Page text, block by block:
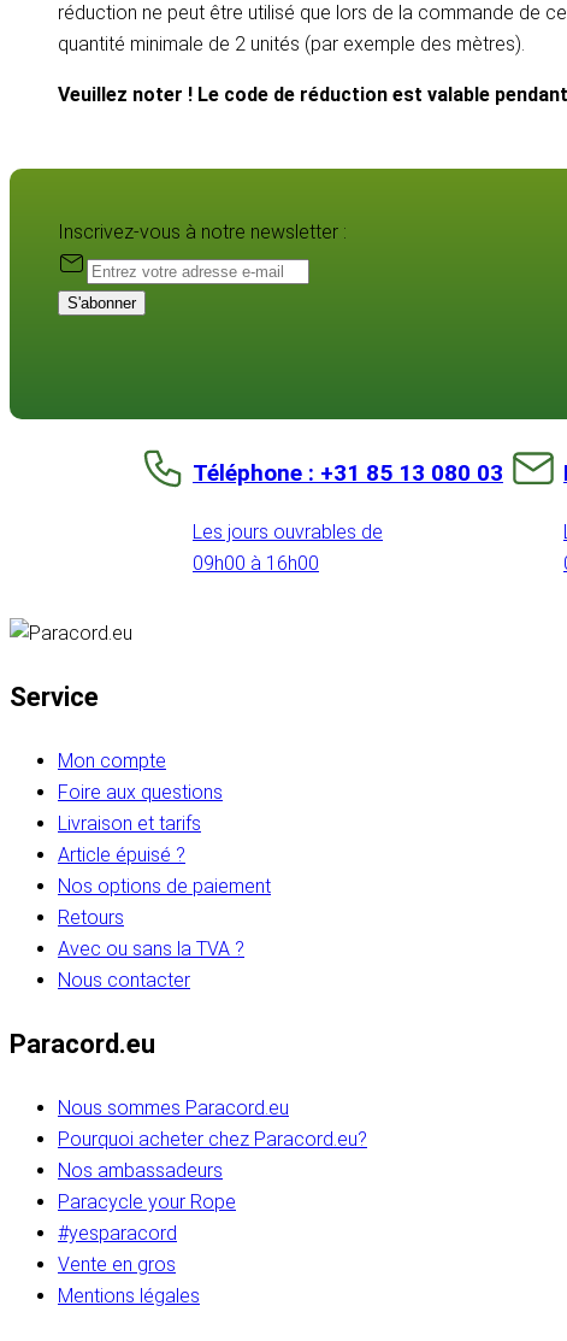
réduction ne peut être utilisé que lors de la commande de
quantité minimale de 2 unités (par exemple des mètres).
Veuillez noter ! Le code de réduction est valable
Inscrivez-vous à notre newsletter :
S'abonner
Téléphone : +31 85 13 080 03
Les jours ouvrables de
09h00 à 16h00
Service
Mon compte
Foire aux questions
Livraison et tarifs
Article épuisé ?
Nos options de paiement
Retours
Avec ou sans la TVA ?
Nous contacter
Paracord.eu
Nous sommes Paracord.eu
Pourquoi acheter chez Paracord.eu?
Nos ambassadeurs
Paracycle your Rope
#yesparacord
Vente en gros
Mentions légales